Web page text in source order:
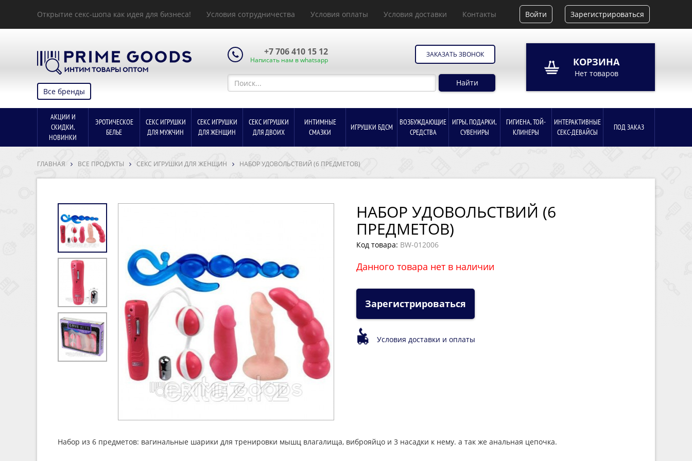
Открытие секс-шопа как идея для бизнеса! Условия сотрудничества Условия оплаты Условия доставки Контакты Войти Зарегистрироваться
Все бренды
+7 706 410 15 12
Написать нам в whatsapp
ЗАКАЗАТЬ ЗВОНОК
Найти
КОРЗИНА
Нет товаров
АКЦИИ И
СКИДКИ,
НОВИНКИ
ЭРОТИЧЕСКОЕ
БЕЛЬЕ
СЕКС ИГРУШКИ
ДЛЯ МУЖЧИН
СЕКС ИГРУШКИ
ДЛЯ ЖЕНЩИН
СЕКС ИГРУШКИ
ДЛЯ ДВОИХ
ИНТИМНЫЕ
СМАЗКИ
ИГРУШКИ БДСМ
ВОЗБУЖДАЮЩИЕ
СРЕДСТВА
ИГРЫ, ПОДАРКИ,
СУВЕНИРЫ
ГИГИЕНА, ТОЙ-
КЛИНЕРЫ
ИНТЕРАКТИВНЫЕ
СЕКС-ДЕВАЙСЫ
ПОД ЗАКАЗ
ГЛАВНАЯ ВСЕ ПРОДУКТЫ СЕКС ИГРУШКИ ДЛЯ ЖЕНЩИН НАБОР УДОВОЛЬСТВИЙ (6 ПРЕДМЕТОВ)
НАБОР УДОВОЛЬСТВИЙ (6
ПРЕДМЕТОВ)
Код товара: BW-012006
Данного товара нет в наличии
Зарегистрироваться
Условия доставки и оплаты
Набор из 6 предметов: вагинальные шарики для тренировки мышц влагалища, виброяйцо и 3 насадки к нему. а так же анальная цепочка.